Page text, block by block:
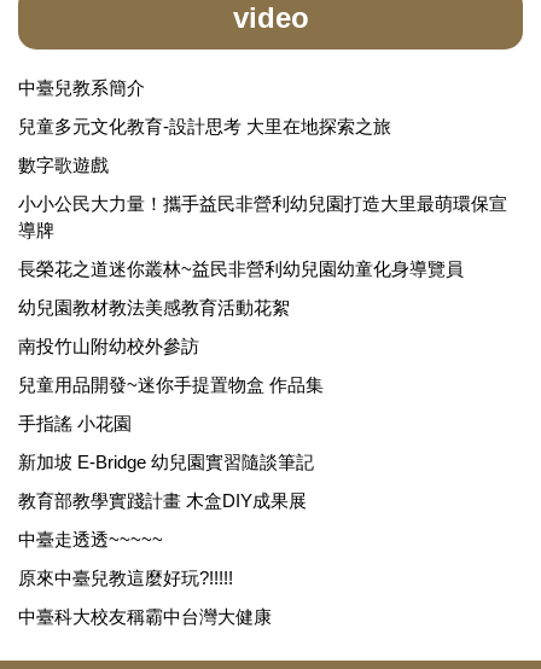
video
中臺兒教系簡介
兒童多元文化教育-設計思考 大里在地探索之旅
數字歌遊戲
小小公民大力量！攜手益民非營利幼兒園打造大里最萌環保宣
導牌
長榮花之道迷你叢林~益民非營利幼兒園幼童化身導覽員
幼兒園教材教法美感教育活動花絮
南投竹山附幼校外參訪
兒童用品開發~迷你手提置物盒 作品集
手指謠 小花園
新加坡 E-Bridge 幼兒園實習隨談筆記
教育部教學實踐計畫 木盒DIY成果展
中臺走透透~~~~~
原來中臺兒教這麼好玩?!!!!!
中臺科大校友稱霸中台灣大健康